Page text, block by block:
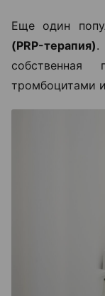
Еще один
(PRP-терапия).
собственная
тромбоцитами